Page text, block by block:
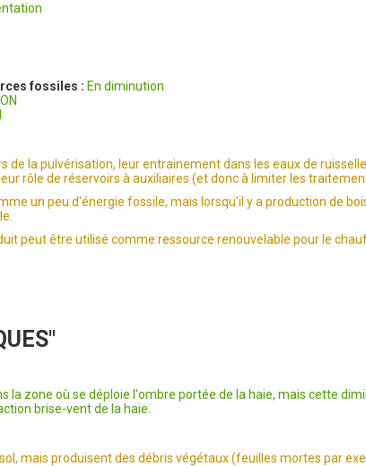
fossiles : En diminution
de la pulvérisation, leur entrainement dans les eaux de
rôle de réservoirs à auxiliaires (et donc à limiter les
un peu d'énergie fossile, mais lorsqu'il y a production de
peut être utilisé comme ressource renouvelable pour le
la zone où se déploie l'ombre portée de la haie, mais cette
brise-vent de la haie.
mais produisent des débris végétaux (feuilles mortes par